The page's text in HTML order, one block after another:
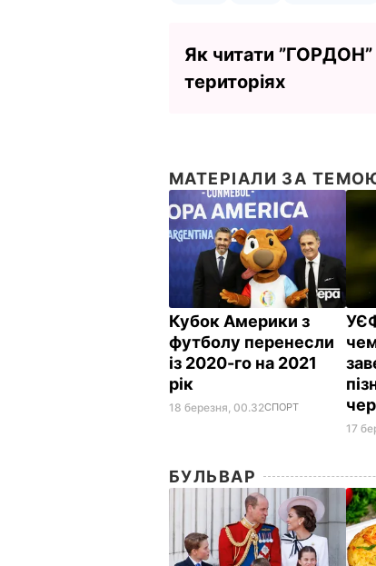
Як читати
територіях
МАТЕРІАЛИ ЗА
Кубок Америки з
футболу перенесли
із 2020-го на 2021
рік
18 березня, 00.32СПОРТ
17
БУЛЬВАР